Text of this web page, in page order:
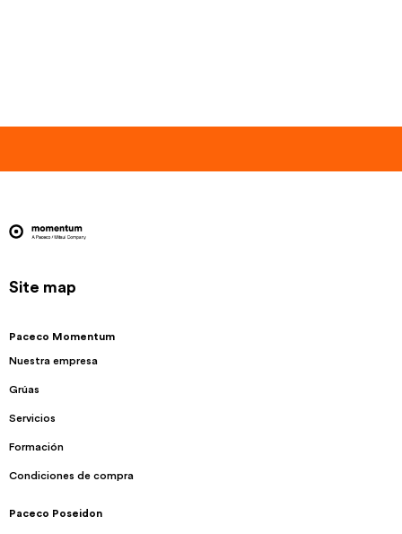
Site map
Paceco Momentum
Nuestra empresa
Grúas
Servicios
Formación
Condiciones de compra
Paceco Poseidon